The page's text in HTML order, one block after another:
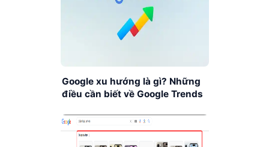
Google xu hướng là gì? Những
điều cần biết về Google Trends